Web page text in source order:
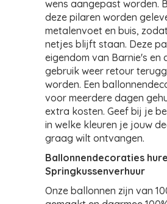
wens aangepast worden.
deze pilaren worden
metalenvoet en buis,
netjes blijft staan. Deze
eigendom van Barnie's en
gebruik weer retour
worden. Een
voor meerdere dagen
extra kosten. Geef bij je
in welke kleuren je jouw
graag wilt ontvangen.
Ballonnendecoraties
Springkussenverhuur
Onze ballonnen zijn van